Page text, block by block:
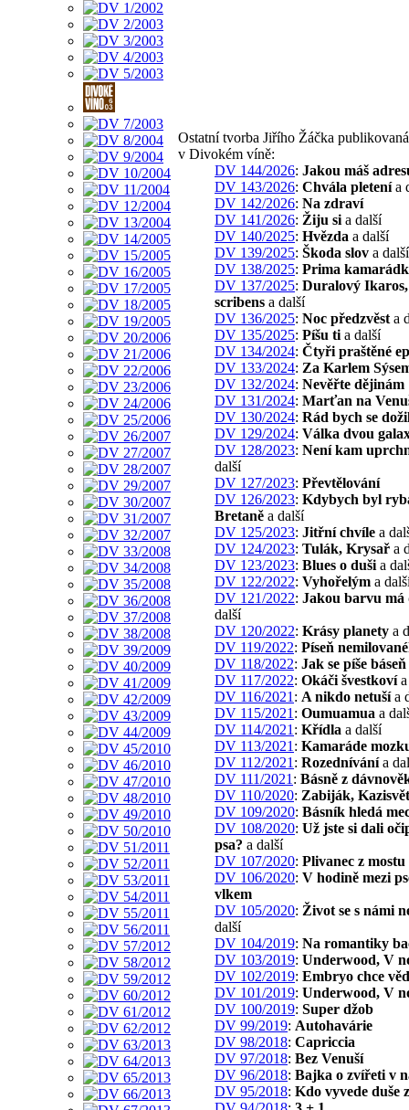
Ostatní tvorba Jiřího Žáčka publikovaná
v Divokém víně:
DV 144/2026: Jakou máš
DV 143/2026: Chvála pletenía
DV 142/2026: Na zdraví
DV 141/2026: Žiju si a další
DV 140/2025: Hvězda a další
DV 139/2025: Škoda slov a další
DV 138/2025: Prima
DV 137/2025: Duralový
scribens a další
DV 136/2025: Noc předzvěst a
DV 135/2025: Píšu ti a další
DV 134/2024: Čtyři praštěné
DV 133/2024: Za Karlem
DV 132/2024: Nevěřte dějinám
DV 131/2024: Marťan na
DV 130/2024: Rád bych se
DV 129/2024: Válka dvou
DV 128/2023: Není kam
další
DV 127/2023: Převtělování
DV 126/2023: Kdybych byl
Bretaně a další
DV 125/2023: Jitřní chvíle a
DV 124/2023: Tulák, Krysař a
DV 123/2023: Blues o duši a
DV 122/2022: Vyhořelým a
DV 121/2022: Jakou barvu má
další
DV 120/2022: Krásy planety a
DV 119/2022: Píseň
DV 118/2022: Jak se píše báseň
DV 117/2022: Okáči švestkovía
DV 116/2021 : A nikdo netušía
DV 115/2021 : Oumuamua a
DV 114/2021 : Křídla a další
DV 113/2021 : Kamaráde
DV 112/2021 : Rozednívánía
DV 111/2021 : Básně z
DV 110/2020: Zabiják,
DV 109/2020: Básník hledá
DV 108/2020: Už jste si dali
psa? a další
DV 107/2020: Plivanec z mostu
DV 106/2020: V hodině mezi
vlkem
DV 105/2020: Život se s námi
další
DV 104/2019: Na romantiky
DV 103/2019: Underwood, V
DV 102/2019: Embryo chce
DV 101/2019: Underwood, V
DV 100/2019: Super džob
DV 99/2019: Autohavárie
DV 98/2018: Capriccia
DV 97/2018: Bez Venuší
DV 96/2018: Bajka o zvířeti v
DV 95/2018: Kdo vyvede duše